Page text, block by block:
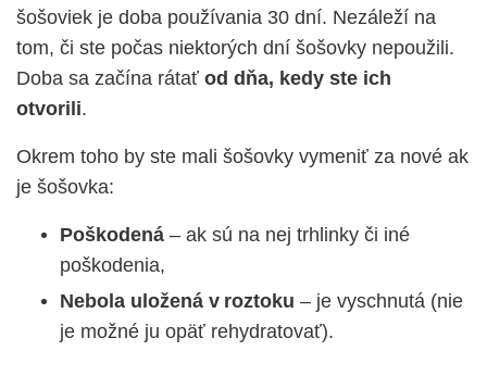
šošoviek je doba používania 30 dní. Nezáleží na
tom, či ste počas niektorých dní šošovky nepoužili.
Doba sa začína rátať od dňa, kedy ste ich
otvorili.
Okrem toho by ste mali šošovky vymeniť za nové ak
je šošovka:
Poškodená – ak sú na nej trhlinky či iné
poškodenia,
Nebola uložená v roztoku – je vyschnutá (nie
je možné ju opäť rehydratovať).